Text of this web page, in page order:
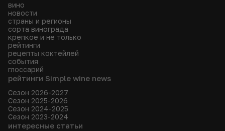
вино
новости
страны и регионы
сорта винограда
крепкое и не только
рейтинги
рецепты коктейлей
события
глоссарий
рейтинги Simple wine news
Сезон 2026-2027
Сезон 2025-2026
Сезон 2024-2025
Сезон 2023-2024
интересные статьи